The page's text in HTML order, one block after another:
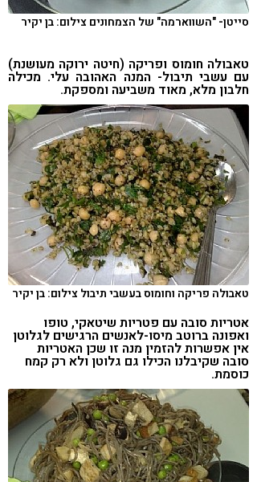
סייטן- "השווארמה" של הצמחונים צילום: בן יקיר
טאבולה חומוס ופריקה (חיטה ירוקה מעושנת)
עם עשבי תיבול- המנה האהובה עלי. מכילה
חלבון מלא, מאוד משביעה ומספקת.
טאבולה פריקה וחומוס בעשבי תיבול צילום: בן יקיר
אטריות סובה עם פטריות שיטאקי, טופו
ואפונה ברוטב מיסו-לאנשים הרגישים לגלוטן
אין אפשרות להזמין מנה זו שכן האטריות
סובה שקיבלנו הכילו גם גלוטן ולא רק קמח
כוסמת.